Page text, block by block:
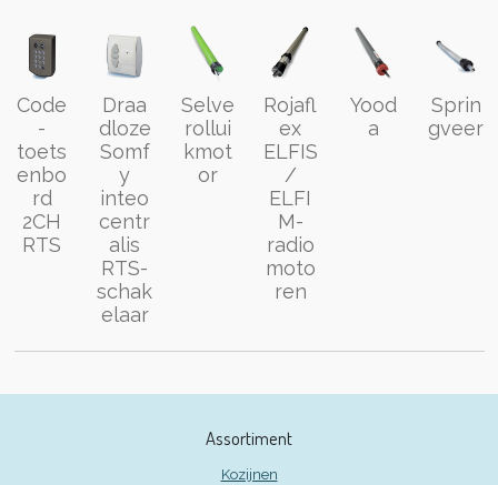
Code
-
toets
enbo
rd
2CH
RTS
Draa
dloze
Somf
y
inteo
centr
alis
RTS-
schak
elaar
Selve
rollui
kmot
or
Rojafl
ex
ELFIS
/
ELFI
M-
radio
moto
ren
Yood
a
Sprin
gveer
Assortiment
Kozijnen